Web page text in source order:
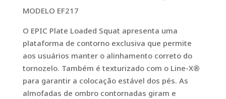
MODELO EF217
O EPIC Plate Loaded Squat apresenta uma
plataforma de contorno exclusiva que permite
aos usuários manter o alinhamento correto do
tornozelo. Também é texturizado com o Line-X®
para garantir a colocação estável dos pés. As
almofadas de ombro contornadas giram e